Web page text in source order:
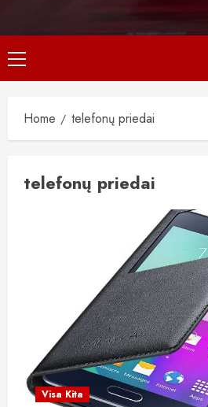
Primary
Menu
Home telefonų priedai
telefonų priedai
Visa Kita